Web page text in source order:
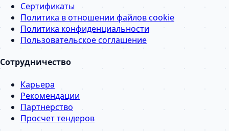
Сертификаты
Политика в отношении файлов cookie
Политика конфиденциальности
Пользовательское соглашение
Сотрудничество
Карьера
Рекомендации
Партнерство
Просчет тендеров